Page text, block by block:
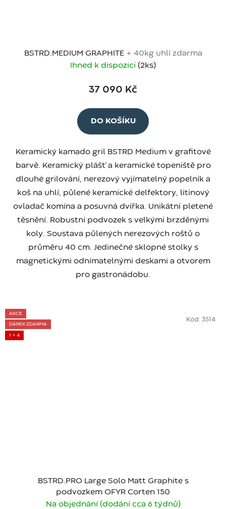
BSTRD.MEDIUM GRAPHITE + 40kg uhlí zdarma
Ihned k dispozici (2 ks)
37 090 Kč
DO KOŠÍKU
Keramický kamado gril BSTRD Medium v grafitové
barvě. Keramický plášť a keramické topeniště pro
dlouhé grilování, nerezový vyjímatelný popelník a
koš na uhlí, půlené keramické delfektory, litinový
ovladač komína a posuvná dvířka. Unikátní pletené
těsnění. Robustní podvozek s velkými brzděnými
koly. Soustava půlených nerezových roštů o
průměru 40 cm. Jedinečné sklopné stolky s
magnetickými odnímatelnými deskami a otvorem
pro gastronádobu.
AKCE
DÁREK ZDARMA
1 + 4
BSTRD.PRO Large Solo Matt Graphite s
podvozkem OFYR Corten 150
Na objednání (dodání cca 6 týdnů)
Kód: 3514